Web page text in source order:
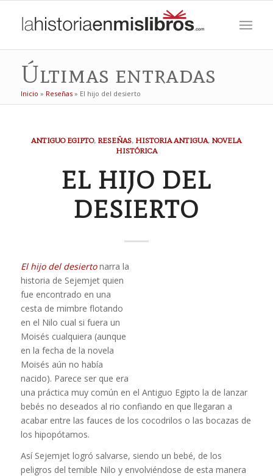
Últimas entradas
Inicio » Reseñas» El hijo del desierto
ANTIGUO EGIPTO, RESEÑAS, HISTORIA ANTIGUA, NOVELA
HISTÓRICA
EL HIJO DEL
DESIERTO
El hijo del desiertonarra la
historia de Sejemjet quien
fue encontrado en una
cesta de mimbre flotando
en el Nilo cual si fuera un
Moisés cualquiera (aunque
en la fecha de la novela
Moisés aún no había
nacido). Parece ser que era
una práctica muy común en el Antiguo Egipto la de lanzar
bebés no deseados al rio confiando en que llegaran a
acabar entre las fauces de los cocodrilos o las bocazas de
los hipopótamos.
Así Sejemjet logró salvarse, siendo un bebé, de los
peligros del temible Nilo y envolviéndose de esta manera